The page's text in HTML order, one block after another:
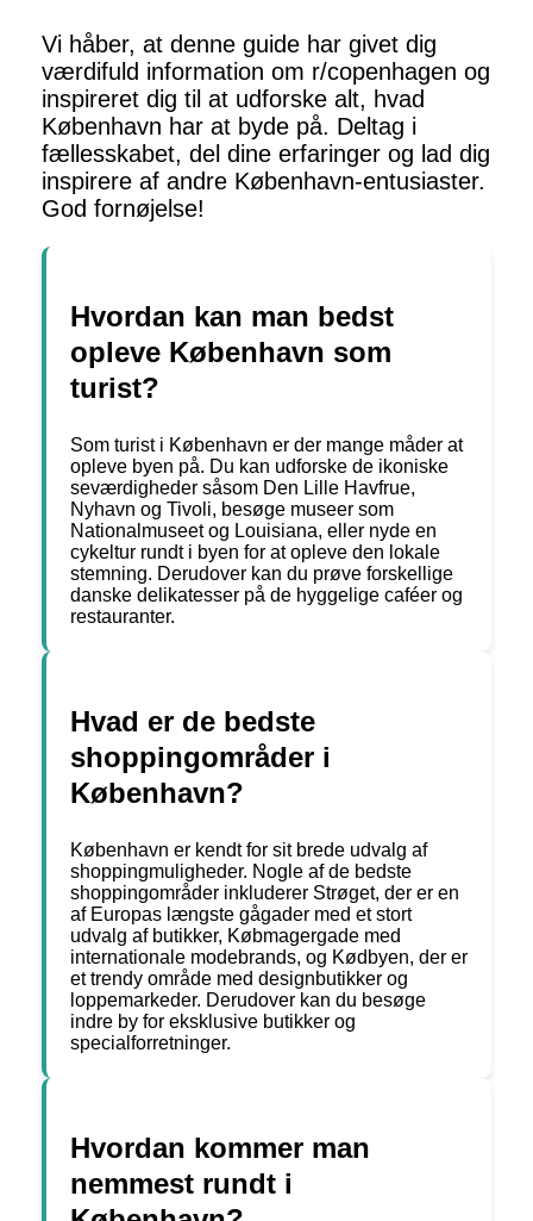
Vi håber, at denne guide har givet dig
værdifuld information om r/copenhagen og
inspireret dig til at udforske alt, hvad
København har at byde på. Deltag i
fællesskabet, del dine erfaringer og lad dig
inspirere af andre København-entusiaster.
God fornøjelse!
Hvordan kan man bedst
opleve København som
turist?
Som turist i København er der mange måder at
opleve byen på. Du kan udforske de ikoniske
seværdigheder såsom Den Lille Havfrue,
Nyhavn og Tivoli, besøge museer som
Nationalmuseet og Louisiana, eller nyde en
cykeltur rundt i byen for at opleve den lokale
stemning. Derudover kan du prøve forskellige
danske delikatesser på de hyggelige caféer og
restauranter.
Hvad er de bedste
shoppingområder i
København?
København er kendt for sit brede udvalg af
shoppingmuligheder. Nogle af de bedste
shoppingområder inkluderer Strøget, der er en
af Europas længste gågader med et stort
udvalg af butikker, Købmagergade med
internationale modebrands, og Kødbyen, der er
et trendy område med designbutikker og
loppemarkeder. Derudover kan du besøge
indre by for eksklusive butikker og
specialforretninger.
Hvordan kommer man
nemmest rundt i